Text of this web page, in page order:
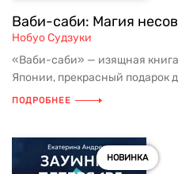
Ваби-саби: Магия
Нобуо Судзуки
«Ваби-саби» — изящная
Японии, прекрасный подарок
ПОДРОБНЕЕ
НОВИНКА